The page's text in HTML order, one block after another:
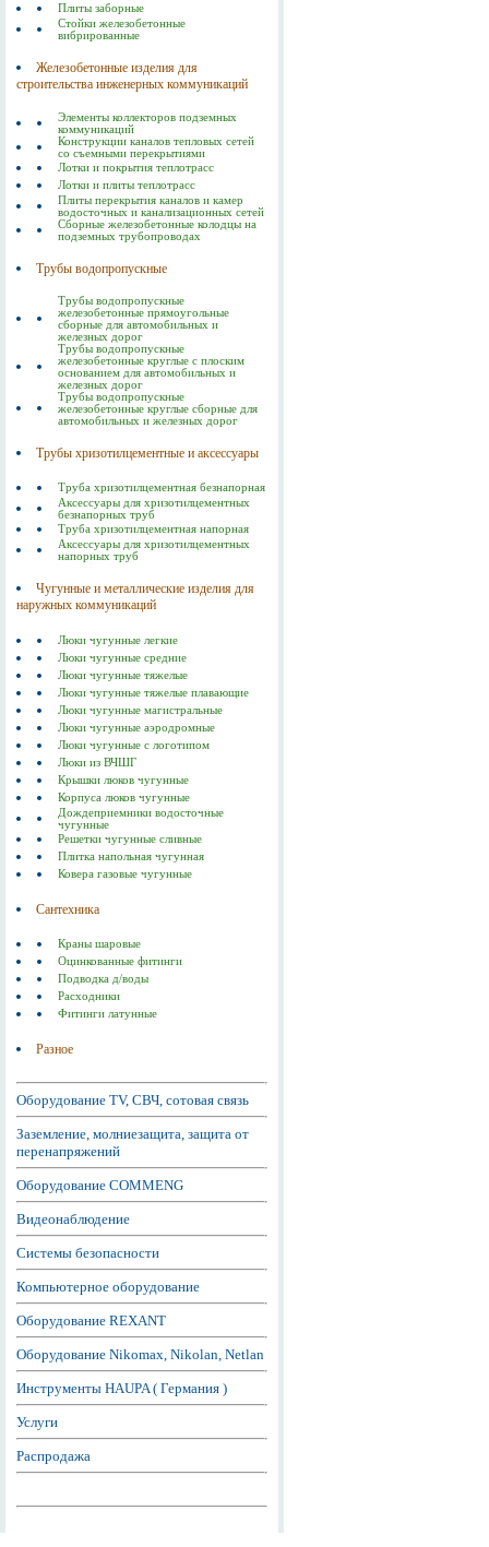
Плиты заборные
Стойки железобетонные
вибрированные
Железобетонные изделия для
строительства инженерных коммуникаций
Элементы коллекторов подземных
коммуникаций
Конструкции каналов тепловых сетей
со съемными перекрытиями
Лотки и покрытия теплотрасс
Лотки и плиты теплотрасс
Плиты перекрытия каналов и камер
водосточных и канализационных сетей
Сборные железобетонные колодцы на
подземных трубопроводах
Трубы водопропускные
Трубы водопропускные
железобетонные прямоугольные
сборные для автомобильных и
железных дорог
Трубы водопропускные
железобетонные круглые с плоским
основанием для автомобильных и
железных дорог
Трубы водопропускные
железобетонные круглые сборные для
автомобильных и железных дорог
Трубы хризотилцементные и аксессуары
Труба хризотилцементная безнапорная
Аксессуары для хризотилцементных
безнапорных труб
Труба хризотилцементная напорная
Аксессуары для хризотилцементных
напорных труб
Чугунные и металлические изделия для
наружных коммуникаций
Люки чугунные легкие
Люки чугунные средние
Люки чугунные тяжелые
Люки чугунные тяжелые плавающие
Люки чугунные магистральные
Люки чугунные аэродромные
Люки чугунные с логотипом
Люки из ВЧШГ
Крышки люков чугунные
Корпуса люков чугунные
Дождеприемники водосточные
чугунные
Решетки чугунные сливные
Плитка напольная чугунная
Ковера газовые чугунные
Сантехника
Краны шаровые
Оцинкованные фитинги
Подводка д/воды
Расходники
Фитинги латунные
Разное
Оборудование TV, СВЧ, сотовая связь
Заземление, молниезащита, защита от
перенапряжений
Оборудование COMMENG
Видеонаблюдение
Системы безопасности
Компьютерное оборудование
Оборудование REXANT
Оборудование Nikomax, Nikolan, Netlan
Инструменты HAUPA ( Германия )
Услуги
Распродажа